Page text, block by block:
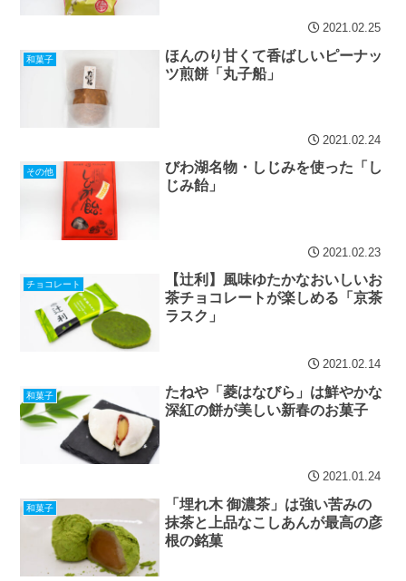
2021.02.25
和菓子
ほんのり甘くて香ばしいピーナッ
ツ煎餅「丸子船」
2021.02.24
その他
びわ湖名物・しじみを使った「し
じみ飴」
2021.02.23
チョコレート
【辻利】風味ゆたかなおいしいお
茶チョコレートが楽しめる「京茶
ラスク」
2021.02.14
和菓子
たねや「菱はなびら」は鮮やかな
深紅の餅が美しい新春のお菓子
2021.01.24
和菓子
「埋れ木 御濃茶」は強い苦みの
抹茶と上品なこしあんが最高の彦
根の銘菓